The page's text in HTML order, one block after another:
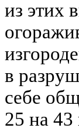
из этих
в
себе
25 на